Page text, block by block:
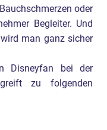
oder
Begleiter. Und
man ganz sicher
Disneyfan bei der
zu folgenden